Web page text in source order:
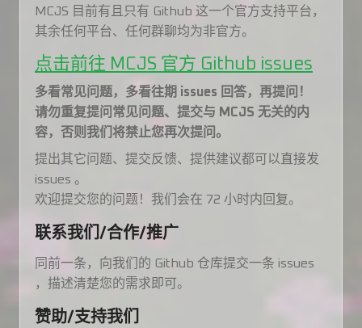
MCJS 目前有且只有 Github 这一个官方支持平台，
其余任何平台、任何群聊均为非官方。
点击前往 MCJS 官方 Github issues
多看常见问题，多看往期 issues 回答，再提问！
请勿重复提问常见问题、提交与 MCJS 无关的内
容，否则我们将禁止您再次提问。
提出其它问题、提交反馈、提供建议都可以直接发
issues 。
欢迎提交您的问题！我们会在 72 小时内回复。
联系我们/合作/推广
同前一条，向我们的 Github 仓库提交一条 issues
，描述清楚您的需求即可。
赞助/支持我们